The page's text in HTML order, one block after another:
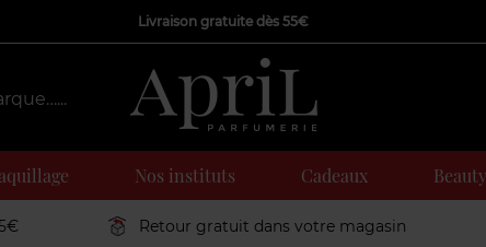
Livraison gratuite dès 55€
Nos instituts Cadeaux
Retour gratuit dans votre magasin